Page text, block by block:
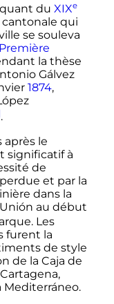
du XIXe
qui
se souleva
Première
la thèse
Gálvez
1874,
.
après le
significatif à
de
et par la
dans la
au début
Les
furent la
de style
de la Caja de
Mediterráneo.